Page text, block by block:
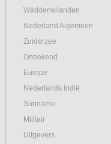
Waddeneilanden
Nederland Algemeen
Zuiderzee
Onbekend
Europe
Nederlands Indië
Suriname
Militair
Uitgevers